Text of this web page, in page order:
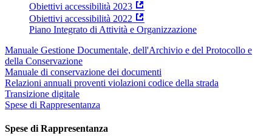
Obiettivi accessibilità 2023
Obiettivi accessibilità 2022
Piano Integrato di Attività e Organizzazione
Manuale Gestione Documentale, dell'Archivio e del Protocollo e
della Conservazione
Manuale di conservazione dei documenti
Relazioni annuali proventi violazioni codice della strada
Transizione digitale
Spese di Rappresentanza
Spese di Rappresentanza